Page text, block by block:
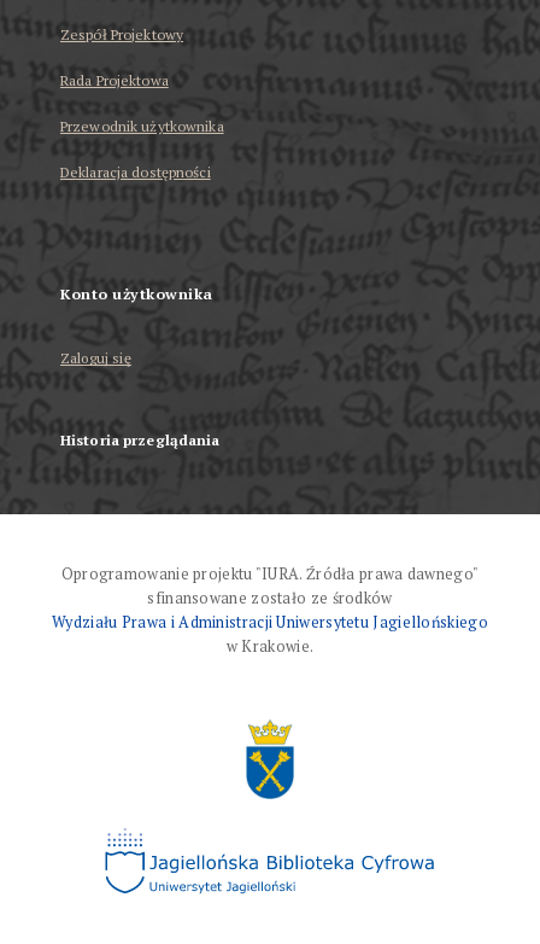
Zespół Projektowy
Rada Projektowa
Przewodnik użytkownika
Deklaracja dostępności
Konto użytkownika
Zaloguj się
Historia przeglądania
Oprogramowanie projektu "IURA. Źródła prawa dawnego"
sfinansowane zostało ze środków
Wydziału Prawa i Administracji Uniwersytetu Jagiellońskiego
w Krakowie.